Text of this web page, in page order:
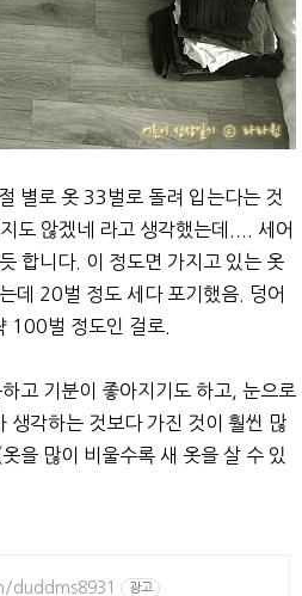
별로 옷 33벌로 돌려 입는다는 것
도 않겠네 라고 생각했는데.... 세어
합니다. 이 정도면 가지고 있는 옷
데 20벌 정도 세다 포기했음. 덩어
100벌 정도인 걸로.
고 기분이 좋아지기도 하고, 눈으로
생각하는 것보다 가진 것이 훨씬 많
을 많이 비울수록 새 옷을 살 수 있
duddms8931 광고